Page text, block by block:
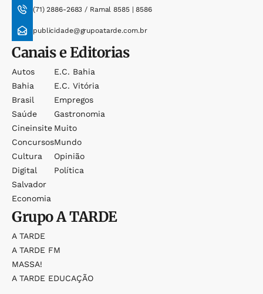
(71) 2886-2683 / Ramal 8585 | 8586
publicidade@grupoatarde.com.br
Canais e Editorias
Autos
Bahia
Brasil
Saúde
Cineinsite
Concursos
Cultura
Digital
Salvador
Economia
E.c. Bahia
E.c. Vitória
Empregos
Gastronomia
Muito
Mundo
Opinião
Política
GrupoA TARDE
A TARDE
A TARDE FM
MASSA!
A TARDE EDUCAÇÃO